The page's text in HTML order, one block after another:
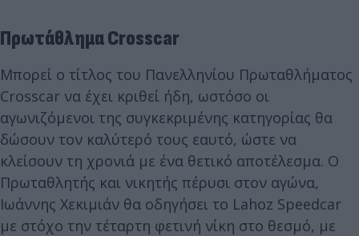
Πρωτάθλημα Crosscar
Μπορεί ο τίτλος του Πανελληνίου Πρωταθλήματος
Crosscar να έχει κριθεί ήδη, ωστόσο οι
αγωνιζόμενοι της συγκεκριμένης κατηγορίας θα
δώσουν τον καλύτερό τους εαυτό, ώστε να
κλείσουν τη χρονιά με ένα θετικό αποτέλεσμα. Ο
Πρωταθλητής και νικητής πέρυσι στον αγώνα,
Ιωάννης Χεκιμιάν θα οδηγήσει το Lahoz Speedcar
με στόχο την τέταρτη φετινή νίκη στο θεσμό, με